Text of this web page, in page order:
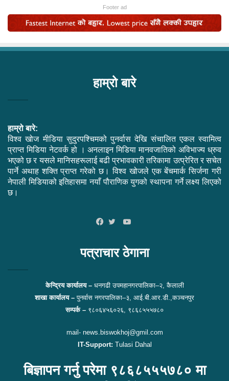
Footer ad
हाम्रो बारे
हाम्रो बारे:
विश्व खोज मीडिया सुदुरपश्चिमको पुनर्वास देखि संचालित एकल स्वामित्व
प्राप्त मिडिया नेटवर्क हो । अनलाइन मिडिया मानवजातिको अविभाज्य ध्रुव
भएको छ र यसले मानिसहरूलाई बढी प्रभावकारी तरिकामा उत्प्रेरित र सचेत
पार्ने अथाह शक्ति प्राप्त गरेको छ। विश्व खोजले एक बेंचमार्क सिर्जना गरी
नेपाली मिडियाको इतिहासमा नयाँ पौराणिक युगको स्थापना गर्ने लक्ष्य लिएको
छ।
YouTube
पत्राचार ठेगाना
केन्द्रिय कार्यालय –धनगढी उपमहानगरपालिका–२, कैलाली
शाखा कार्यालय –पुनर्वास नगरपालिका–३, आई.बी.आर.डी.,कञ्चनपुर
सम्पर्क – ९८०६४५६०२६, ९८६८५५५७८०
mail- news.biswokhoj@gmil.com
IT-Support: Tulasi Dahal
बिज्ञापन गर्नु परेमा ९८६८५५५७८० मा